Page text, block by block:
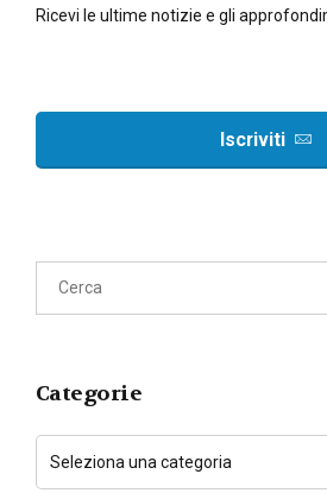
Ricevi le ultime notizie e gli
Iscriviti
Categorie